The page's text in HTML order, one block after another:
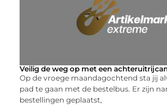
Veilig de weg op met een
Op de vroege maandagochtend sta jij
pad te gaan met de bestelbus. Er zijn
bestellingen geplaatst,